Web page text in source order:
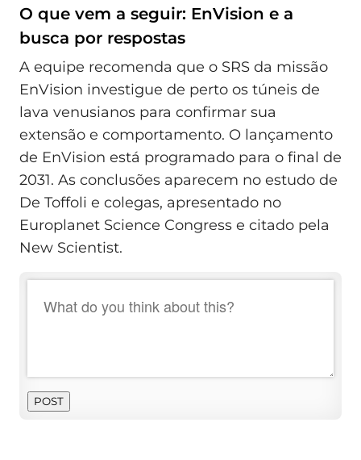
O que vem a seguir: EnVision e a
busca por respostas
A equipe recomenda que o SRS da missão
EnVision investigue de perto os túneis de
lava venusianos para confirmar sua
extensão e comportamento. O lançamento
de EnVision está programado para o final de
2031. As conclusões aparecem no estudo de
De Toffoli e colegas, apresentado no
Europlanet Science Congress e citado pela
New Scientist.
POST